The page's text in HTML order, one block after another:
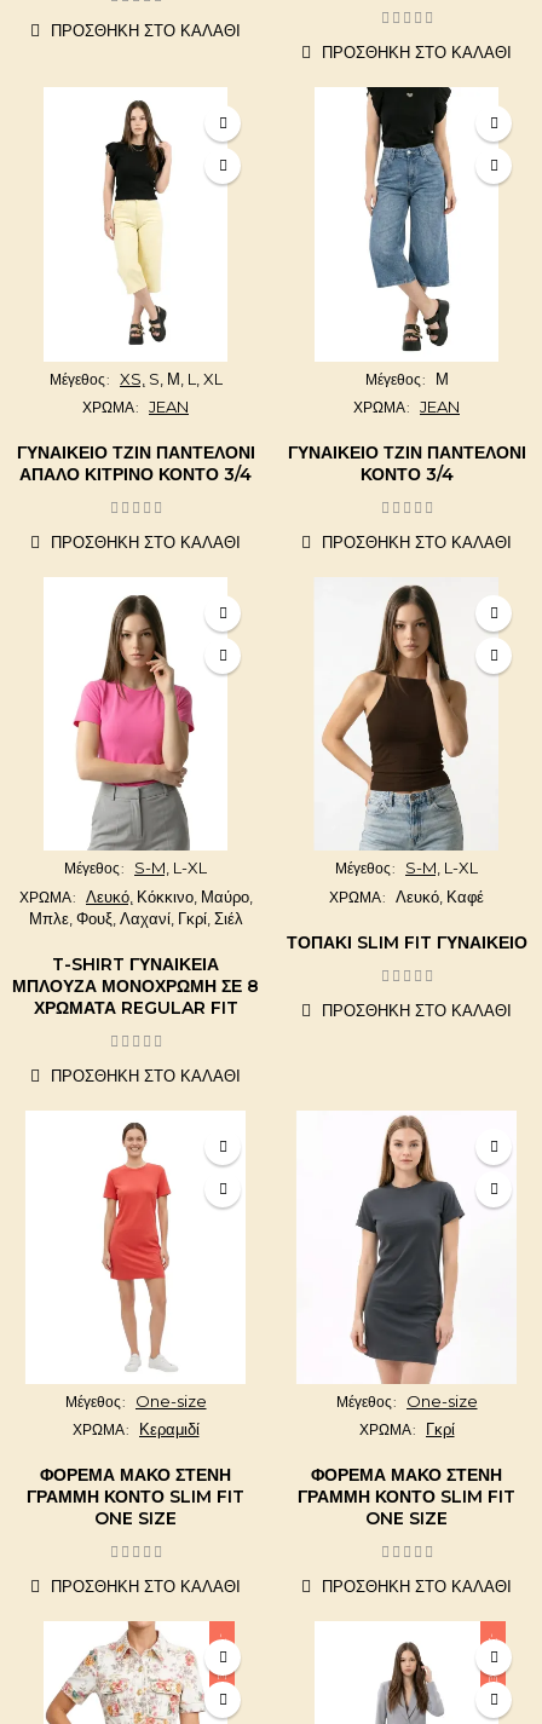
ΠΡΟΣΘΉΚΗ ΣΤΟ ΚΑΛΆΘΙ
ΠΡΟΣΘΉΚΗ ΣΤΟ ΚΑΛΆΘΙ
Μέγεθος XS, S, Μ, L, XL
ΧΡΩΜΑ JEAN
ΓΥΝΑΙΚΕΊΟ ΤΖΙΝ ΠΑΝΤΕΛΌΝΙ
ΑΠΑΛΌ ΚΊΤΡΙΝΟ ΚΟΝΤΌ 3/4
ΠΡΟΣΘΉΚΗ ΣΤΟ ΚΑΛΆΘΙ
Μέγεθος Μ
ΧΡΩΜΑ JEAN
ΓΥΝΑΙΚΕΊΟ ΤΖΙΝ ΠΑΝΤΕΛΌΝΙ
ΚΟΝΤΌ 3/4
ΠΡΟΣΘΉΚΗ ΣΤΟ ΚΑΛΆΘΙ
Μέγεθος S-M, L-XL
ΧΡΩΜΑ Λευκό, Κόκκινο, Μαύρο,
Μπλε, Φουξ, Λαχανί, Γκρί, Σιέλ
T-SHIRT ΓΥΝΑΙΚΕΊΑ
ΜΠΛΟΎΖΑ ΜΟΝΌΧΡΩΜΗ ΣΕ 8
ΧΡΏΜΑΤΑ REGULAR FIT
ΠΡΟΣΘΉΚΗ ΣΤΟ ΚΑΛΆΘΙ
Μέγεθος S-M, L-XL
ΧΡΩΜΑ Λευκό, Καφέ
ΤΟΠΆΚΙ SLIM FIT ΓΥΝΑΙΚΕΊΟ
ΠΡΟΣΘΉΚΗ ΣΤΟ ΚΑΛΆΘΙ
Μέγεθος One-size
ΧΡΩΜΑ Κεραμιδί
ΦΌΡΕΜΑ ΜΑΚΌ ΣΤΕΝΉ
ΓΡΑΜΜΉ ΚΟΝΤΌ SLIM FIT
ONE SIZE
ΠΡΟΣΘΉΚΗ ΣΤΟ ΚΑΛΆΘΙ
Μέγεθος One-size
ΧΡΩΜΑ Γκρί
ΦΌΡΕΜΑ ΜΑΚΌ ΣΤΕΝΉ
ΓΡΑΜΜΉ ΚΟΝΤΌ SLIM FIT
ONE SIZE
ΠΡΟΣΘΉΚΗ ΣΤΟ ΚΑΛΆΘΙ
-10,00 € -20,00 €